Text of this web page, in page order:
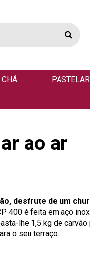
CHÁ
ao ar
desfrute de um
400 é feita em aço
lhe 1,5 kg de
o seu terraço.